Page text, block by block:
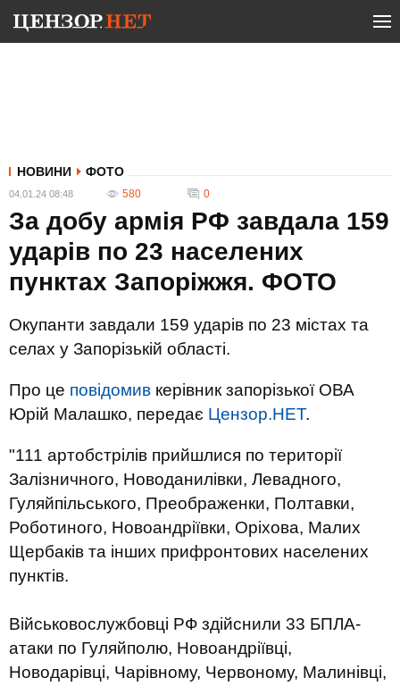
НОВИНИ ФОТО
04.01.24 08:48 580 0
За добу армія РФ завдала 159
ударів по 23 населених
пунктах Запоріжжя. ФОТО
Окупанти завдали 159 ударів по 23 містах та
селах у Запорізькій області.
Про це повідомив керівник запорізької ОВА
Юрій Малашко, передає Цензор.НЕТ.
"111 артобстрілів прийшлися по території
Залізничного, Новоданилівки, Левадного,
Гуляйпільського, Преображенки, Полтавки,
Роботиного, Новоандріївки, Оріхова, Малих
Щербаків та інших прифронтових населених
пунктів.
Військовослужбовці РФ здійснили 33 БПЛА-
атаки по Гуляйполю, Новоандріївці,
Новодарівці, Чарівному, Червоному, Малинівці,